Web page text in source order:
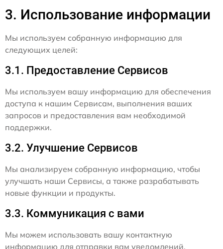
3. Использование информации
Мы используем собранную информацию для
следующих целей:
3.1. Предоставление Сервисов
Мы используем вашу информацию для обеспечения
доступа к нашим Сервисам, выполнения ваших
запросов и предоставления вам необходимой
поддержки.
3.2. Улучшение Сервисов
Мы анализируем собранную информацию, чтобы
улучшать наши Сервисы, а также разрабатывать
новые функции и продукты.
3.3. Коммуникация с вами
Мы можем использовать вашу контактную
информацию для отправки вам уведомлений,